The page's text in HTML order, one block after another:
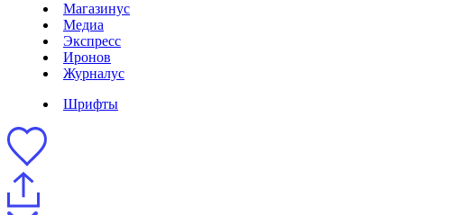
Магазинус
Медиа
Экспресс
Иронов
Журналус
Шрифты